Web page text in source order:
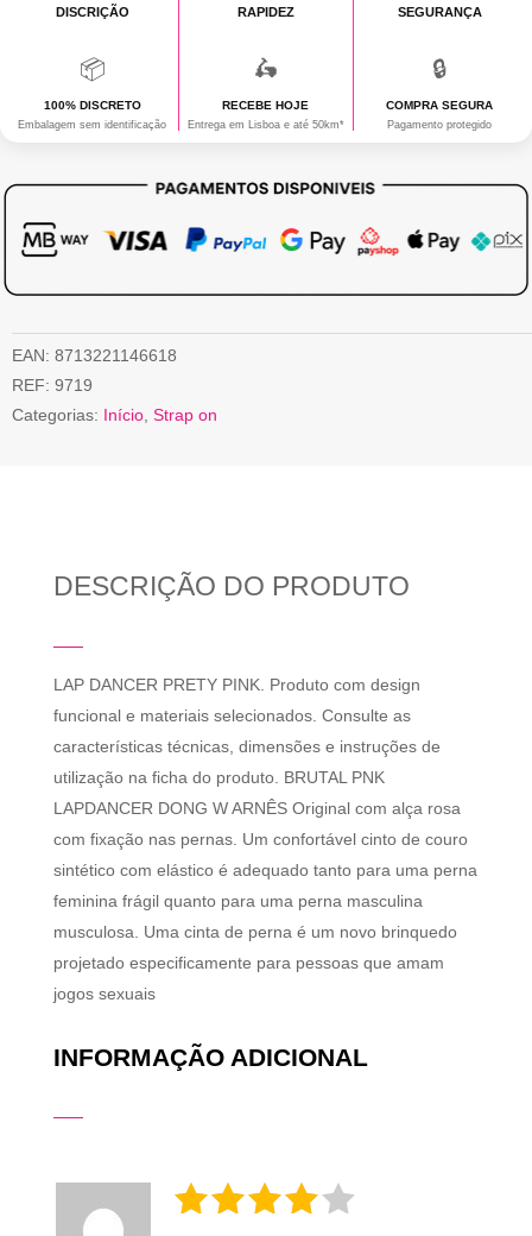
DISCRIÇÃO
📦
100% DISCRETO
Embalagem sem identificação
RAPIDEZ
🛵
RECEBE HOJE
Entrega em Lisboa e até 50km*
SEGURANÇA
🔒
COMPRA SEGURA
Pagamento protegido
EAN: 8713221146618
REF: 9719
Categorias: Início Strap on
DESCRIÇÃO DO PRODUTO
LAP DANCER PRETY PINK. Produto com design
funcional e materiais selecionados. Consulte as
características técnicas, dimensões e instruções de
utilização na ficha do produto. BRUTAL PNK
LAPDANCER DONG W ARNÊS Original com alça rosa
com fixação nas pernas. Um confortável cinto de couro
sintético com elástico é adequado tanto para uma perna
feminina frágil quanto para uma perna masculina
musculosa. Uma cinta de perna é um novo brinquedo
projetado especificamente para pessoas que amam
jogos sexuais
INFORMAÇÃO ADICIONAL